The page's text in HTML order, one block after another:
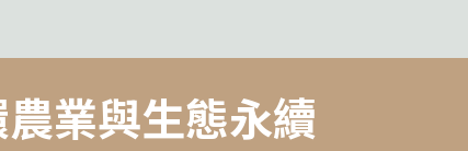
業與生態永續